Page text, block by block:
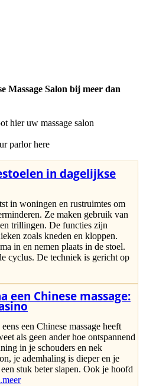
Massage Salon bij meer dan
hier uw massage salon
parlor here
in dagelijkse
in woningen en rustruimtes om
Ze maken gebruik van
trillingen. De functies zijn
zoals kneden en kloppen.
in en nemen plaats in de stoel.
cyclus. De techniek is gericht op
een Chinese massage:
een Chinese massage heeft
als geen ander hoe ontspannend
in je schouders en nek
je ademhaling is dieper en je
stuk beter slapen. Ook je hoofd